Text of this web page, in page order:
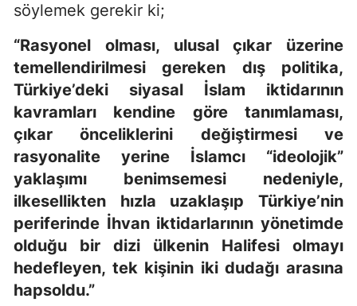
söylemek gerekir ki;
“Rasyonel olması, ulusal çıkar üzerine
temellendirilmesi gereken dış politika,
Türkiye’deki siyasal İslam iktidarının
kavramları kendine göre tanımlaması,
çıkar önceliklerini değiştirmesi ve
rasyonalite yerine İslamcı “ideolojik”
yaklaşımı benimsemesi nedeniyle,
ilkesellikten hızla uzaklaşıp Türkiye’nin
periferinde İhvan iktidarlarının yönetimde
olduğu bir dizi ülkenin Halifesi olmayı
hedefleyen, tek kişinin iki dudağı arasına
hapsoldu.”